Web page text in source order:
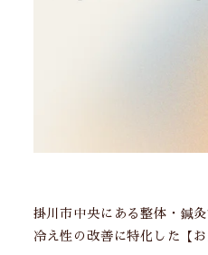
掛川市中央にある整体・鍼
冷え性の改善に特化した【